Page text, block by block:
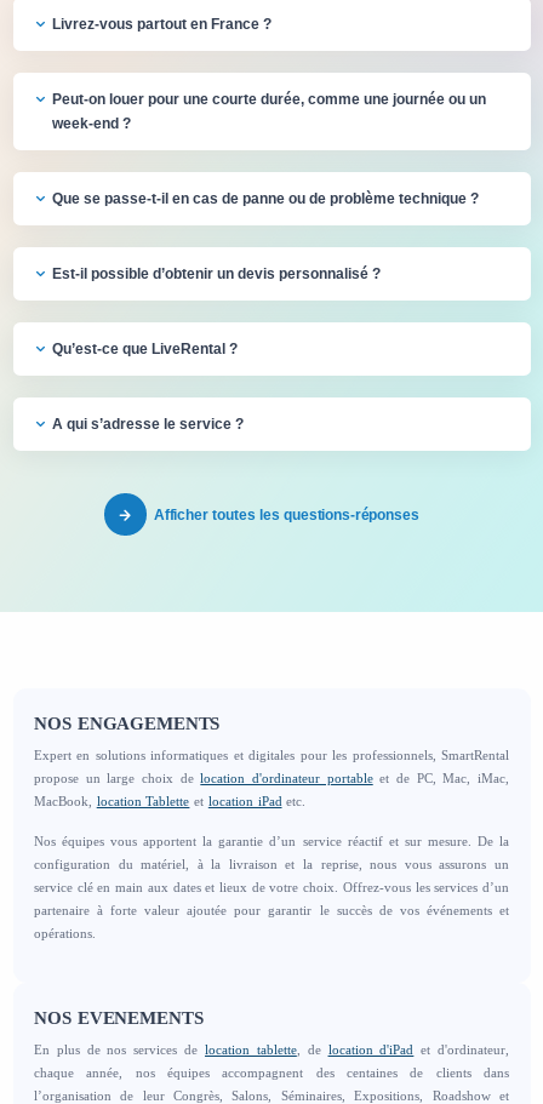
Livrez-vous partout en France ?
Peut-on louer pour une courte durée, comme une journée ou un
week-end ?
Que se passe-t-il en cas de panne ou de problème technique ?
Est-il possible d’obtenir un devis personnalisé ?
Qu’est-ce que LiveRental ?
A qui s’adresse le service ?
Afficher toutes les questions-réponses
NOS ENGAGEMENTS
Expert en solutions informatiques etdigitales pour les professionnels, SmartRental
propose un large choix delocation d'ordinateur portableet de PC, Mac, iMac,
MacBook, location Tablette et location iPad etc.
Nos équipes vous apportent la garantie d’un service réactif et sur mesure. De la
configuration du matériel, à la livraison et la reprise, nous vous assurons un
service clé en main aux dates et lieux de votre choix. Offrez-vous les services d’un
partenaire à forte valeur ajoutée pour garantir le succès de vos événements et
opérations.
NOS EVENEMENTS
En plus de nos services de location tablette, de location d'iPad et d'ordinateur,
chaque année, nos équipes accompagnent des centaines de clients dans
l’organisation de leur Congrès, Salons, Séminaires, Expositions, Roadshow et